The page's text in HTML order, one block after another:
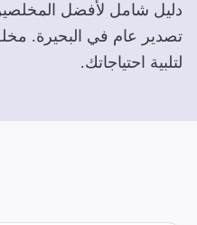
دليل شامل لأفضل
تصدير عام في البحيرة.
لتلبية احتياجاتك.